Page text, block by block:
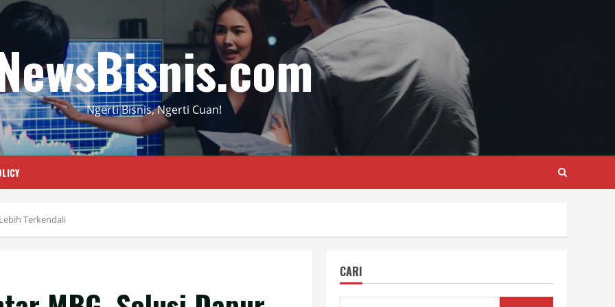
Ngerti Bisnis, Ngerti Cuan!
Terkendali
CARI